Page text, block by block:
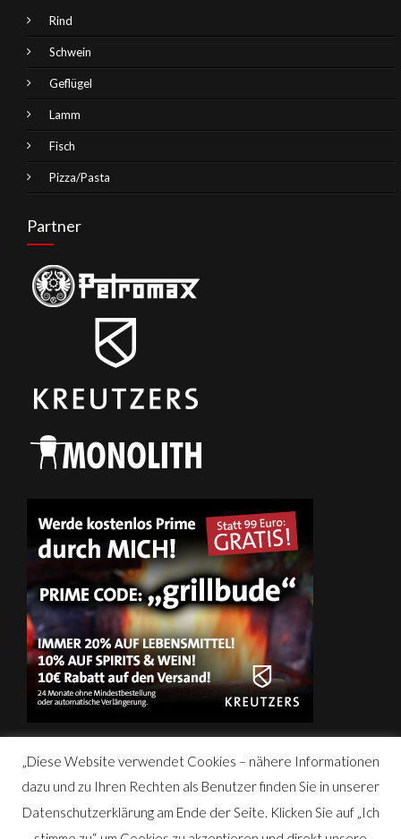
Rind
Schwein
Geflügel
Lamm
Fisch
Pizza/Pasta
Partner
„Diese Website verwendet Cookies – nähere Informationen
dazu und zu Ihren Rechten als Benutzer finden Sie in unserer
Datenschutzerklärung am Ende der Seite. Klicken Sie auf „Ich